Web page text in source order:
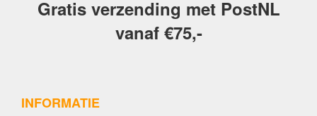
Gratis verzending met PostNL
vanaf €75,-
INFORMATIE